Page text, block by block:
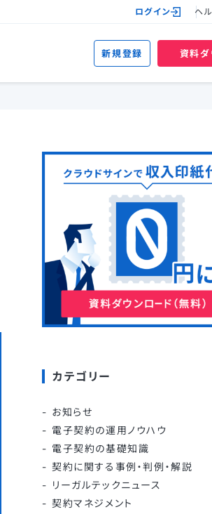
ログイン ヘ
新規登録 資料ダ
カテゴリー
お知らせ
電子契約の運用ノウハウ
電子契約の基礎知識
契約に関する事例・判例・解説
リーガルテックニュース
契約マネジメント